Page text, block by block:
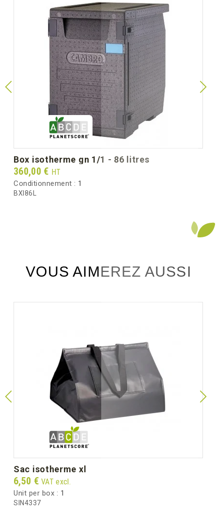
box isotherme gn 1/1 - 86 litres
Prix
360,00 € HT
Conditionnement : 1
BXI86L
VOUS AIMEREZ AUSSI
sac isotherme xl
Price
6,50 €VAT excl.
Unit per box : 1
SIN4337